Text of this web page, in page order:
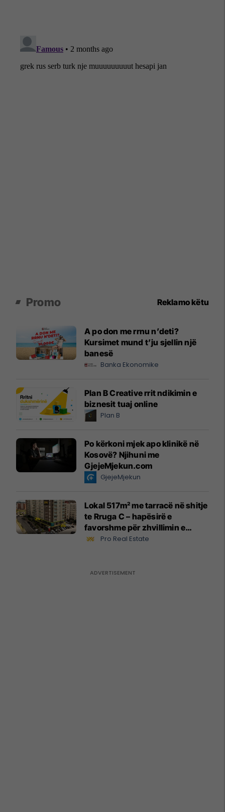
Promo Reklamo këtu
A po don me rrnu n’deti?
Kursimet mund t’ju sjellin një
banesë
Banka Ekonomike
Plan B Creative rrit ndikimin e
biznesit tuaj online
Plan B
Po kërkoni mjek apo klinikë në
Kosovë? Njihuni me
GjejeMjekun.com
GjejeMjekun
Lokal 517m² me tarracë në shitje
te Rruga C – hapësirë e
favorshme për zhvillimin e
biznesit #15796
Pro Real Estate